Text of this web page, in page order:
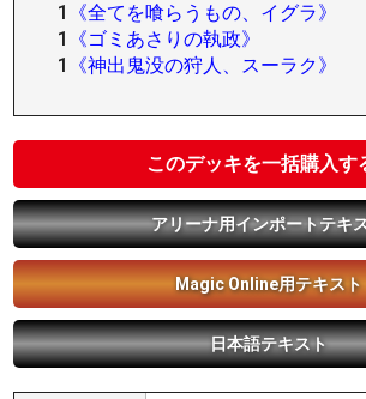
1
《全てを喰らうもの、イグラ》
1
《ゴミあさりの執政》
1
《神出鬼没の狩人、スーラク》
このデッキを一括購入す
アリーナ用インポートテキ
Magic Online用テキスト
日本語テキスト